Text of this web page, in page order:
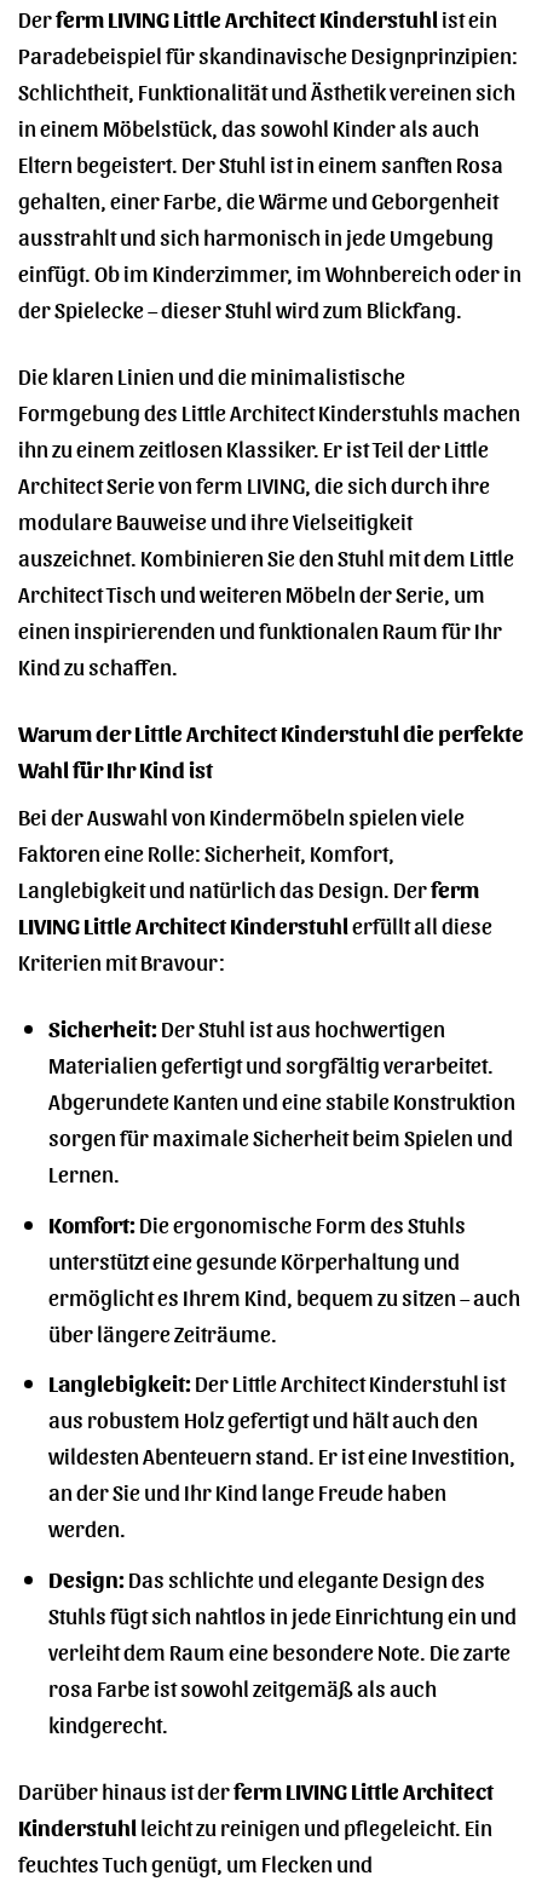
Derferm LIVING Little Architect Kinderstuhl ist ein
Paradebeispiel für skandinavische Designprinzipien:
Schlichtheit, Funktionalität und Ästhetik vereinen sich
in einem Möbelstück, das sowohl Kinder als auch
Eltern begeistert. Der Stuhl ist in einem sanften Rosa
gehalten, einer Farbe, die Wärme und Geborgenheit
ausstrahlt und sich harmonisch in jede Umgebung
einfügt. Ob im Kinderzimmer, im Wohnbereich oder in
der Spielecke – dieser Stuhl wird zum Blickfang.
Die klaren Linien und die minimalistische
Formgebung des Little Architect Kinderstuhls machen
ihn zu einem zeitlosen Klassiker. Er ist Teil der Little
Architect Serie von ferm LIVING, die sich durch ihre
modulare Bauweise und ihre Vielseitigkeit
auszeichnet. Kombinieren Sie den Stuhl mit dem Little
Architect Tisch und weiteren Möbeln der Serie, um
einen inspirierenden und funktionalen Raum für Ihr
Kind zu schaffen.
Warum der Little Architect Kinderstuhl die perfekte
Wahl für Ihr Kind ist
Bei der Auswahl von Kindermöbeln spielen viele
Faktoren eine Rolle: Sicherheit, Komfort,
Langlebigkeit und natürlich das Design. Derferm
LIVING Little Architect Kinderstuhlerfüllt all diese
Kriterien mit Bravour:
Sicherheit:Der Stuhl ist aus hochwertigen
Materialien gefertigt und sorgfältig verarbeitet.
Abgerundete Kanten und eine stabile Konstruktion
sorgen für maximale Sicherheit beim Spielen und
Lernen.
Komfort:Die ergonomische Form des Stuhls
unterstützt eine gesunde Körperhaltung und
ermöglicht es Ihrem Kind, bequem zu sitzen – auch
über längere Zeiträume.
Langlebigkeit:Der Little Architect Kinderstuhl ist
aus robustem Holz gefertigt und hält auch den
wildesten Abenteuern stand. Er ist eine Investition,
an der Sie und Ihr Kind lange Freude haben
werden.
Design:Das schlichte und elegante Design des
Stuhls fügt sich nahtlos in jede Einrichtung ein und
verleiht dem Raum eine besondere Note. Die zarte
rosa Farbe ist sowohl zeitgemäß als auch
kindgerecht.
Darüber hinaus ist derferm LIVING Little Architect
Kinderstuhl leicht zu reinigen und pflegeleicht. Ein
feuchtes Tuch genügt, um Flecken und